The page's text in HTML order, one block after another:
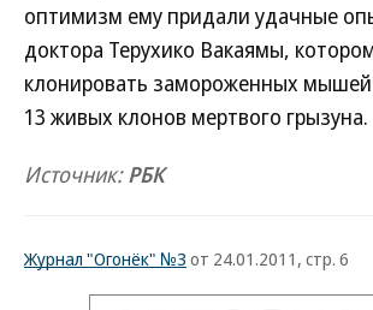
оптимизм ему придали удачные
доктора Терухико Вакаямы,
клонировать замороженных
13 живых клонов мертвого грызуна.
Источник:РБК
Журнал "Огонёк" №3 от 24.01.2011, стр. 6